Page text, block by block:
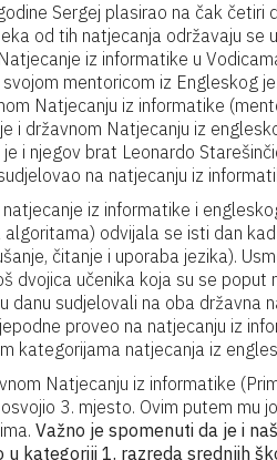
Sergej plasirao na čak
od tih natjecanja održavaju
iz informatike u
mentoricom iz Engleskog
Natjecanju iz informatike
i državnom Natjecanju iz
i njegov brat Leonardo
na natjecanju iz
iz informatike i
algoritama) odvijala se isti dan
čitanje i uporaba jezika).
dvojica učenika koja su se
danu sudjelovali na oba državna
proveo na natjecanju iz
kategorijama natjecanja iz
Natjecanju iz informatike
3. mjesto. Ovim putem mu
Važno je spomenuti da je i
u kategoriji 1. razreda srednjih